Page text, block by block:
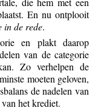
En nu ontplooit
in de rede.
en plakt daarop
van de categorie
Zo verhelpen de
moeten geloven,
de nadelen van
het krediet.